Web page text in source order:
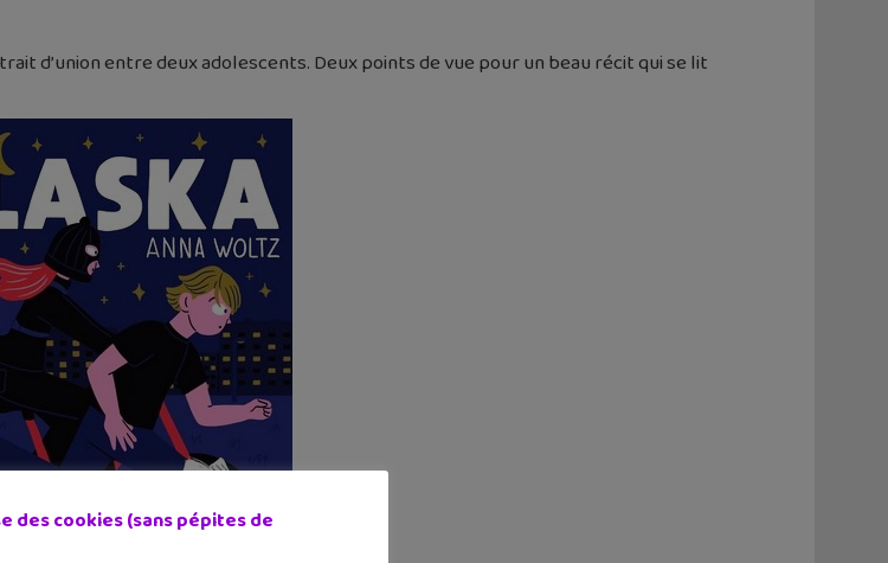
d’union entre deux adolescents. Deux points de vue pour un beau récit qui se lit
des cookies (sans pépites de